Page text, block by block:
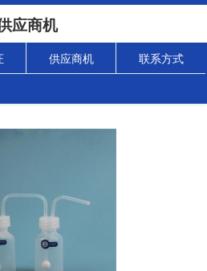
应商机
供应商机 联系方式